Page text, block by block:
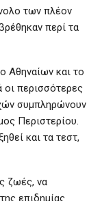
των πλέον
περί τα
Αθηναίων και το
οι περισσότερες
συμπληρώνουν
Περιστερίου.
και τα τεστ,
ζωές, να
επιδημίας